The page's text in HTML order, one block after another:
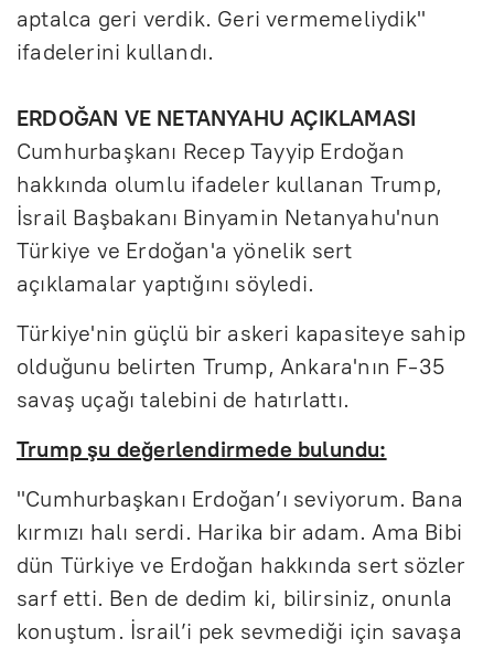
aptalca geri verdik. Geri vermemeliydik"
ifadelerini kullandı.
ERDOĞAN VE NETANYAHU AÇIKLAMASI
Cumhurbaşkanı Recep Tayyip Erdoğan
hakkında olumlu ifadeler kullanan Trump,
İsrail Başbakanı Binyamin Netanyahu'nun
Türkiye ve Erdoğan'a yönelik sert
açıklamalar yaptığını söyledi.
Türkiye'nin güçlü bir askeri kapasiteye sahip
olduğunu belirten Trump, Ankara'nın F-35
savaş uçağı talebini de hatırlattı.
Trump şu değerlendirmede bulundu:
"Cumhurbaşkanı Erdoğan’ı seviyorum. Bana
kırmızı halı serdi. Harika bir adam. Ama Bibi
dün Türkiye ve Erdoğan hakkında sert sözler
sarf etti. Ben de dedim ki, bilirsiniz, onunla
konuştum. İsrail’i pek sevmediği için savaşa